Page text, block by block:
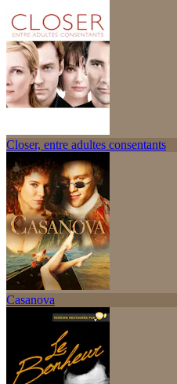
Closer, entre adultes consentants
Casanova